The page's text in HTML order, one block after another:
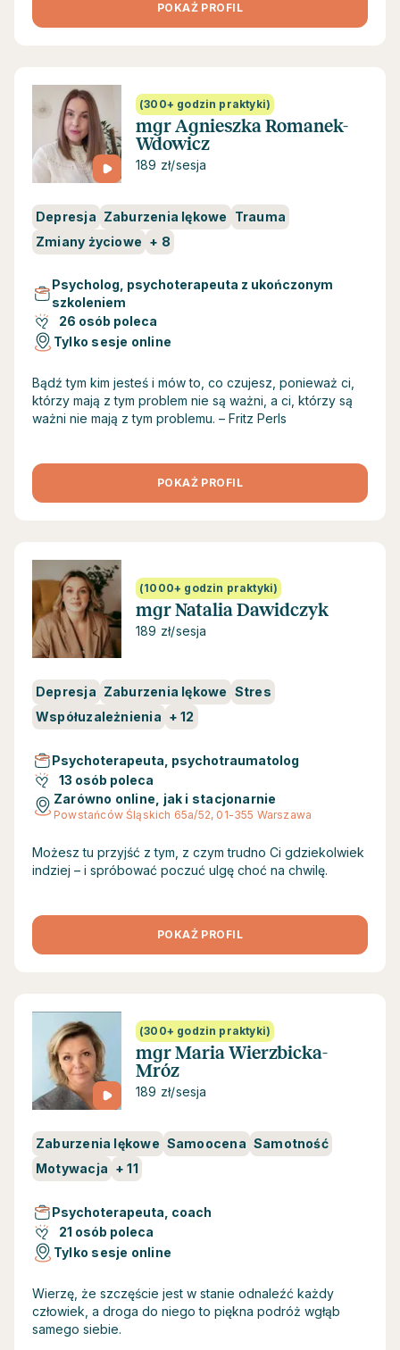
POKAŻ PROFIL
(300+ godzin praktyki)
mgr Agnieszka Romanek-
Wdowicz
189 zł/sesja
Depresja Zaburzenia lękowe
Trauma
Zmiany życiowe + 8
Psycholog, psychoterapeuta z ukończonym
szkoleniem
26 osób poleca
Tylko sesje online
Bądź tym kim jesteś i mów to, co czujesz, ponieważ ci,
którzy mają z tym problem nie są ważni, a ci, którzy są
ważni nie mają z tym problemu. – Fritz Perls
POKAŻ PROFIL
(1000+ godzin praktyki)
mgr Natalia Dawidczyk
189 zł/sesja
Depresja Zaburzenia lękowe Stres
Współuzależnienia +12
Psychoterapeuta, psychotraumatolog
13 osób poleca
Zarówno online, jak i stacjonarnie
Powstańców Śląskich 65a/52, 01-355 Warszawa
Możesz tu przyjść z tym, z czym trudno Ci gdziekolwiek
indziej – i spróbować poczuć ulgę choć na chwilę.
POKAŻ PROFIL
(300+ godzin praktyki)
mgr Maria Wierzbicka-
Mróz
189 zł/sesja
Zaburzenia lękowe Samoocena Samotność
Motywacja +11
Psychoterapeuta, coach
21 osób poleca
Tylko sesje online
Wierzę, że szczęście jest w stanie odnaleźć każdy
człowiek, a droga do niego to piękna podróż wgłąb
samego siebie.